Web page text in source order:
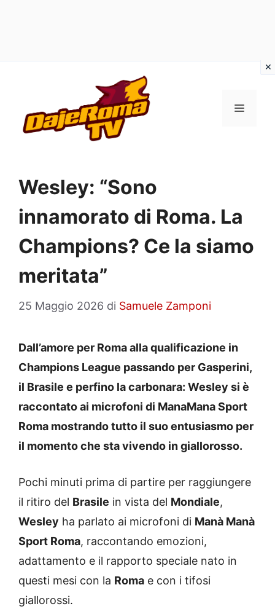
contenuto
MENU
Wesley: “Sono
innamorato di Roma. La
Champions? Ce la siamo
meritata”
25 Maggio 2026 di Samuele Zamponi
Dall’amore per Roma alla qualificazione in
Champions League passando per Gasperini,
il Brasile e perfino la carbonara: Wesley si è
raccontato ai microfoni di ManaMana Sport
Roma mostrando tutto il suo entusiasmo per
il momento che sta vivendo in giallorosso.
Pochi minuti prima di partire per raggiungere
il ritiro del Brasile in vista del Mondiale,
Wesley ha parlato ai microfoni di Manà Manà
Sport Roma, raccontando emozioni,
adattamento e il rapporto speciale nato in
questi mesi con la Roma e con i tifosi
giallorossi.